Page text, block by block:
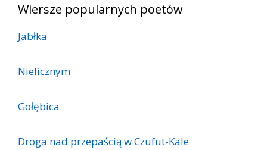
Wiersze popularnych poetów
Jabłka
Nielicznym
Gołębica
Droga nad przepaścią w Czufut-Kale